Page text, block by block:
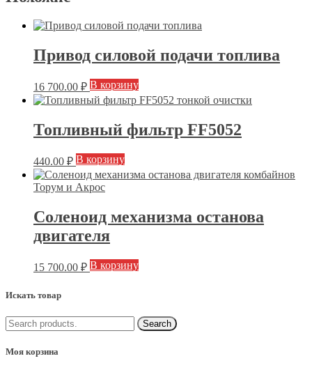
Привод силовой подачи топлива
16 700.00 ₽ В корзину
Топливный фильтр FF5052
440.00 ₽ В корзину
Соленоид механизма останова
двигателя
15 700.00 ₽ В корзину
Искать товар
Моя корзина